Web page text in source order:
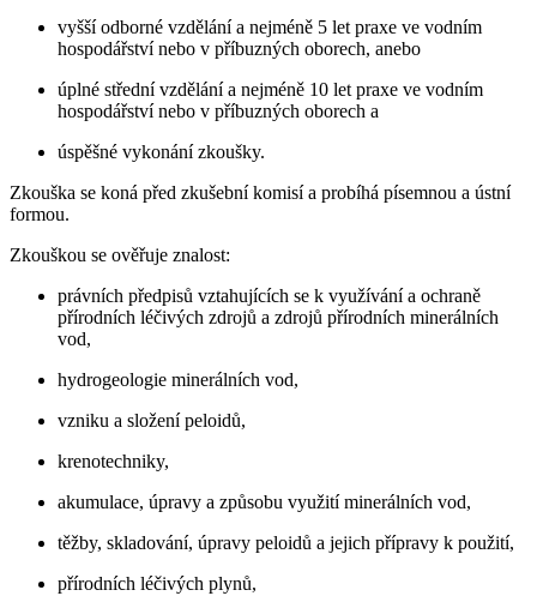
vyšší odborné vzdělání a nejméně 5 let praxe ve vodním
hospodářství nebo v příbuzných oborech, anebo
úplné střední vzdělání a nejméně 10 let praxe ve vodním
hospodářství nebo v příbuzných oborech a
úspěšné vykonání zkoušky.
Zkouška se koná před zkušební komisí a probíhá písemnou a ústní
formou.
Zkouškou se ověřuje znalost:
právních předpisů vztahujících se k využívání a ochraně
přírodních léčivých zdrojů a zdrojů přírodních minerálních
vod,
hydrogeologie minerálních vod,
vzniku a složení peloidů,
krenotechniky,
akumulace, úpravy a způsobu využití minerálních vod,
těžby, skladování, úpravy peloidů a jejich přípravy k použití,
přírodních léčivých plynů,